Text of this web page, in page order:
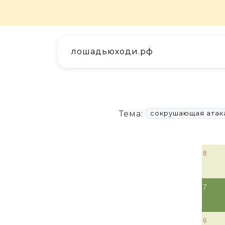
лошадьюходи.рф
Тема: сокрушающая
8
7
6